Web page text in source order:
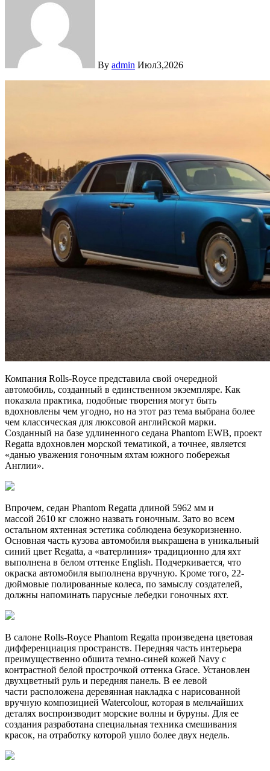
By admin Июл3,2026
Компания Rolls-Royce представила свой очередной
автомобиль, созданный в единственном экземпляре. Как
показала практика, подобные творения могут быть
вдохновлены чем угодно, но на этот раз тема выбрана более
чем классическая для люксовой английской марки.
Созданный на базе удлиненного седана Phantom EWB, проект
Regatta вдохновлен морской тематикой, а точнее, является
«данью уважения гоночным яхтам южного побережья
Англии».
Впрочем, седан Phantom Regatta длиной 5962 мм и
массой 2610 кг сложно назвать гоночным. Зато во всем
остальном яхтенная эстетика соблюдена безукоризненно.
Основная часть кузова автомобиля выкрашена в уникальный
синий цвет Regatta, а «ватерлиния» традиционно для яхт
выполнена в белом оттенке English. Подчеркивается, что
окраска автомобиля выполнена вручную. Кроме того, 22-
дюймовые полированные колеса, по замыслу создателей,
должны напоминать парусные лебедки гоночных яхт.
В салоне Rolls-Royce Phantom Regatta произведена цветовая
дифференциация пространств. Передняя часть интерьера
преимущественно обшита темно-синей кожей Navy с
контрастной белой прострочкой оттенка Grace. Установлен
двухцветный руль и передняя панель. В ее левой
части расположена деревянная накладка с нарисованной
вручную композицией Watercolour, которая в мельчайших
деталях воспроизводит морские волны и буруны. Для ее
создания разработана специальная техника смешивания
красок, на отработку которой ушло более двух недель.